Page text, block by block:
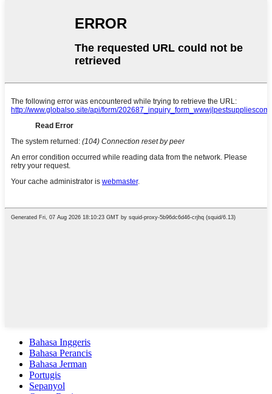
Bahasa Inggeris
Bahasa Perancis
Bahasa Jerman
Portugis
Sepanyol